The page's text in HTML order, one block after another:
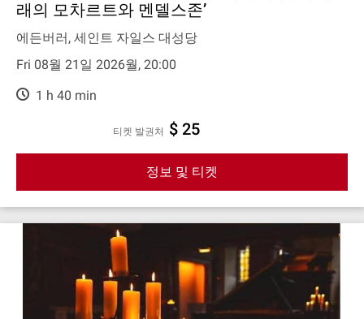
래의 모차르트와 멘델스존’
에든버러, 세인트 자일스 대성당
Fri 08월 21일 2026월, 20:00
1 h 40 min
티켓 발권처 $ 25
정보 및 티켓